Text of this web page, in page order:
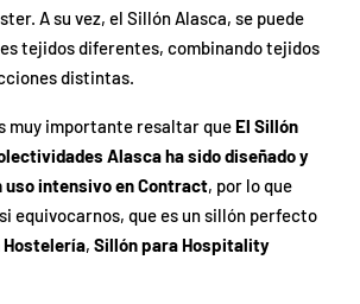
A su vez, el Sillón Alasca, se puede
tejidos diferentes, combinando tejidos
distintas.
muy importante resaltar que El Sillón
Alasca ha sido diseñado y
uso intensivo en Contract, por lo que
equivocarnos, que es un sillón perfecto
, Sillón para Hospitality